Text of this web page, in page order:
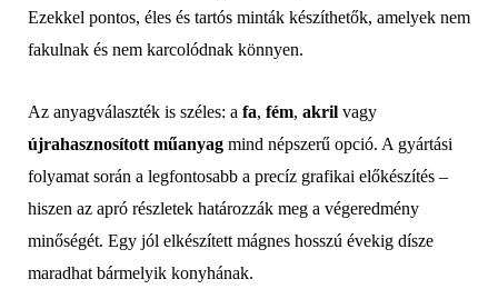
Ezekkel pontos, éles és tartós minták készíthetők, amelyek nem
fakulnak és nem karcolódnak könnyen.
Az anyagválaszték is széles: a fa, fém, akril vagy
újrahasznosított műanyag mind népszerű opció. A gyártási
folyamat során a legfontosabb a precíz grafikai előkészítés –
hiszen az apró részletek határozzák meg a végeredmény
minőségét. Egy jól elkészített mágnes hosszú évekig dísze
maradhat bármelyik konyhának.